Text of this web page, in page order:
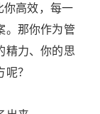
高效，每一
。那你作为管
精力、你的思
？